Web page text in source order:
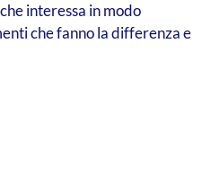
interessa in modo
che fanno la differenza e